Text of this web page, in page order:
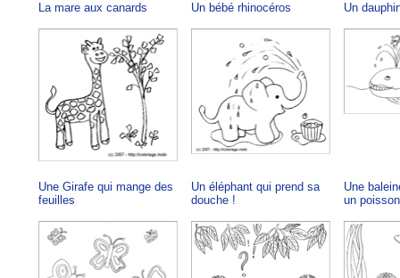
La mare aux canards Un bébé rhinocéros Un
Une Girafe qui mange des
feuilles
Un éléphant qui prend sa
douche !
Une
un poisson